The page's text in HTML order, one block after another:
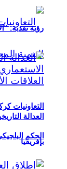
التعاونيات
بإفريقيا
رؤية نقدية:
العدالة
الحكم